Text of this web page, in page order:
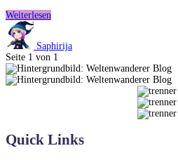
Weiterlesen
von
Delemhach
Emilie
Nikota
Saphirija
Seite 1 von 1
Quick Links